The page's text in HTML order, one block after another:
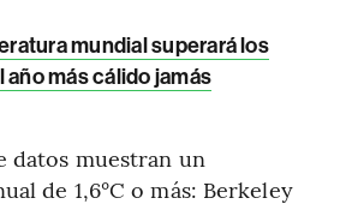
mundial superará los
año más cálido jamás
datos muestran un
de 1,6°C o más: Berkeley